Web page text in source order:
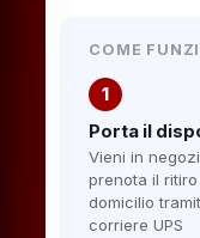
COME
1
Porta il
Vieni in
prenota il ritiro
domicilio
corriere UPS